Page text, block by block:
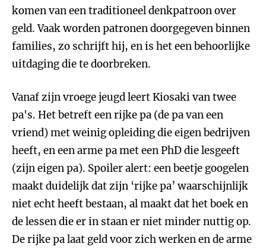
komen van een traditioneel denkpatroon over
geld. Vaak worden patronen doorgegeven binnen
families, zo schrijft hij, en is het een behoorlijke
uitdaging die te doorbreken.
Vanaf zijn vroege jeugd leert Kiosaki van twee
pa's. Het betreft een rijke pa (de pa van een
vriend) met weinig opleiding die eigen bedrijven
heeft, en een arme pa met een PhD die lesgeeft
(zijn eigen pa). Spoiler alert: een beetje googelen
maakt duidelijk dat zijn ‘rijke pa’ waarschijnlijk
niet echt heeft bestaan, al maakt dat het boek en
de lessen die er in staan er niet minder nuttig op.
De rijke pa laat geld voor zich werken en de arme